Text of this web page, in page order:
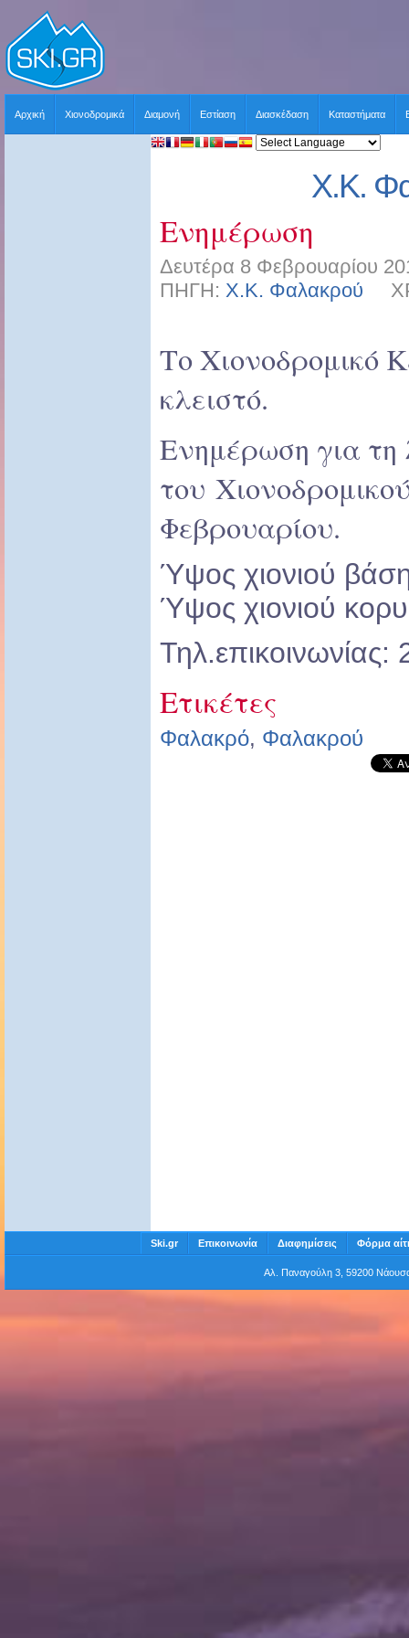
Αρχική Χιονοδρομικά Διαμονή Εστίαση Διασκέδαση Καταστήματα
Χ.Κ.
Ενημέρωση
Δευτέρα 8 Φεβρουαρίου
ΠΗΓΗ: Χ.Κ. Φαλακρού
Το Χιονοδρομικό
κλειστό.
Ενημέρωση για τη
του
Φεβρουαρίου.
Ύψος χιονιού
Ύψος χιονιού
Ετικέτες
Φαλακρό, Φαλακρού
Ski.gr Επικοινωνία Διαφημίσεις Φόρμα
Αλ. Παναγούλη 3, 59200